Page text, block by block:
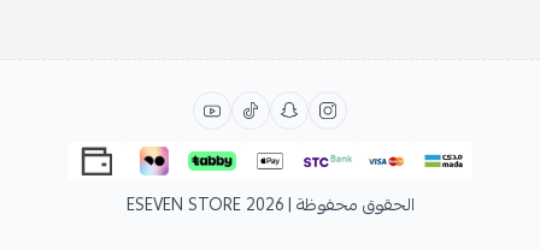
الحقوق محفوظة | 2026 ESEVEN STORE